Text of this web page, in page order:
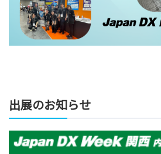
出展のお知らせ